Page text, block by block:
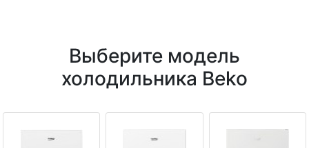
Выберите модель
холодильника Beko